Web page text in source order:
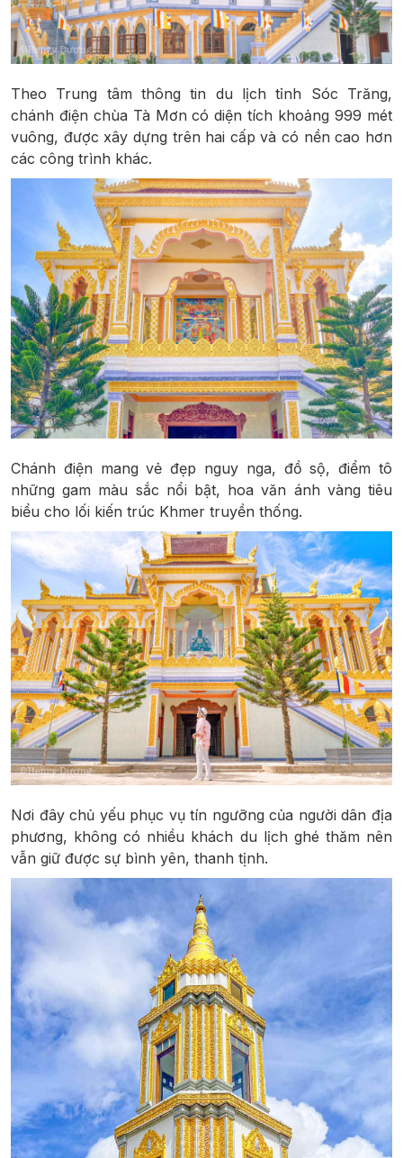
Theo Trung tâm thông tin du lịch tỉnh Sóc Trăng,
chánh điện chùa Tà Mơn có diện tích khoảng 999 mét
vuông, được xây dựng trên hai cấp và có nền cao hơn
các công trình khác.
Chánh điện mang vẻ đẹp nguy nga, đồ sộ, điểm tô
những gam màu sắc nổi bật, hoa văn ánh vàng tiêu
biểu cho lối kiến trúc Khmer truyền thống.
Nơi đây chủ yếu phục vụ tín ngưỡng của người dân địa
phương, không có nhiều khách du lịch ghé thăm nên
vẫn giữ được sự bình yên, thanh tịnh.